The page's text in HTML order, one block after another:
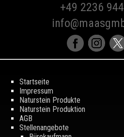
+49 2236
Startseite
Impressum
Naturstein Produkte
Naturstein Produktion
AGB
Stellenangebote